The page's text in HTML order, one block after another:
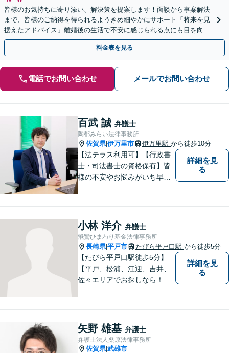
皆様のお気持ちに寄り添い、解決策を提案します！面談から事案解決
まで、皆様のご納得を得られるようきめ細やかにサポート「将来を見
据えたアドバイス」離婚後の生活で不安に感じられる点にも目を向け
たサービスを提供します【完全個室】【子連れ相談可】
料金表を見る
電話でお問い合わせ メールでお問い合わせ
百武 誠 弁護士
陶都みらい法律事務所
佐賀県|伊万里市 伊万里駅 から徒歩10分
【法テラス利用可】【行政書
士・司法書士の資格保有】皆
様の不安やお悩みがいち早く
たします。また、依頼者様が
お悩みを話しやすい環境作り
を心がけております。
詳細を見
る
小林 洋介 弁護士
飛鸞ひまわり基金法律事務所
長崎県|平戸市 たびら平戸口駅 から徒歩5分
【たびら平戸口駅徒歩5分】
【平戸、松浦、江迎、吉井、
佐々エリアでお探しなら！】
ど、相談しやすい環境完備◎
地域の皆様のために活動する
弁護士。【駐車場あり】
詳細を見
る
矢野 雄基 弁護士
弁護士法人桑原法律事務所
佐賀県|武雄市